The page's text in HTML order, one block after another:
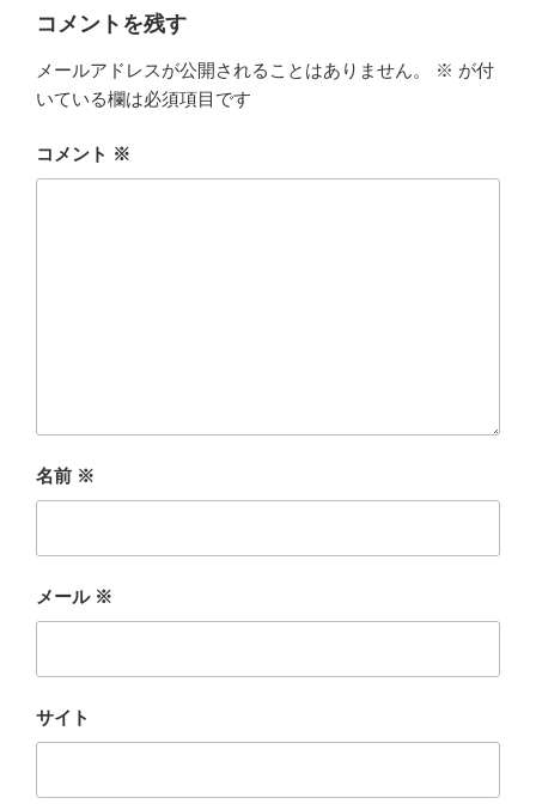
コメントを残す
メールアドレスが公開されることはありません。 ※ が付
いている欄は必須項目です
コメント ※
名前 ※
メール ※
サイト